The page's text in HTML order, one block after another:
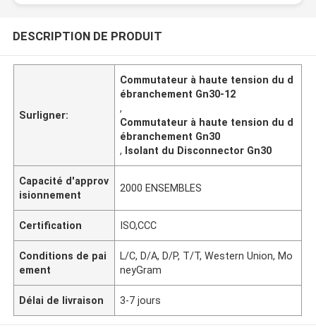
DESCRIPTION DE PRODUIT
Surligner:
Commutateur à haute tension du d
ébranchement Gn30-12
,
Commutateur à haute tension du d
ébranchement Gn30
, Isolant du Disconnector Gn30
Capacité d'approv
isionnement
2000 ENSEMBLES
Certification ISO,CCC
Conditions de pai
ement
L/C, D/A, D/P, T/T, Western Union, Mo
neyGram
Délai de livraison 3-7 jours